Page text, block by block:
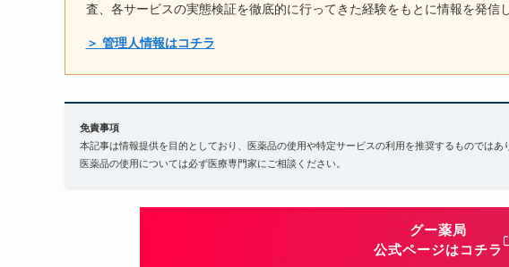
査、各サービスの実態検証を徹底的に行ってきた経験をもとに情報を発信
＞ 管理人情報はコチラ
免責事項
本記事は情報提供を目的としており、医薬品の使用や特定サービスの利用を推奨するものではあ
医薬品の使用については必ず医療専門家にご相談ください。
グー薬局
公式ページはコチラ